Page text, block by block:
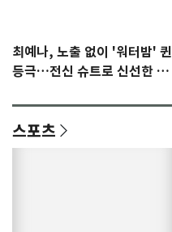
최예나, 노출 없이 '워터밤' 퀸
등극…전신 슈트로 신선한 충
스포츠